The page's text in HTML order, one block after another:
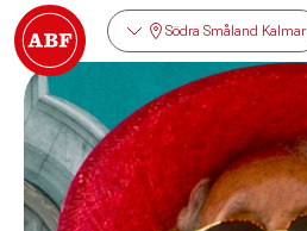
Södra Småland Kalmar